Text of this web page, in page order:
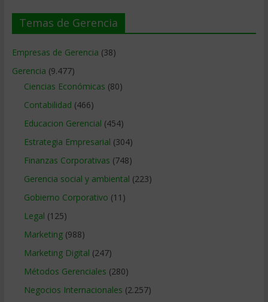
Temas de Gerencia
Empresas de Gerencia (38)
Gerencia (9.477)
Ciencias Económicas (80)
Contabilidad (466)
Educacion Gerencial (454)
Estrategia Empresarial (304)
Finanzas Corporativas (748)
Gerencia social y ambiental (223)
Gobierno Corporativo (11)
Legal (125)
Marketing(988)
Marketing Digital (247)
Métodos Gerenciales (280)
Negocios Internacionales (2.257)